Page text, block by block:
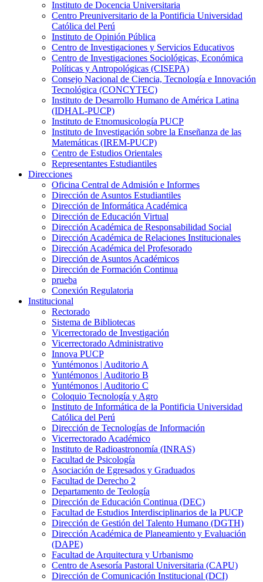
Instituto de Docencia Universitaria
Centro Preuniversitario de la Pontificia Universidad
Católica del Perú
Instituto de Opinión Pública
Centro de Investigaciones y Servicios Educativos
Centro de Investigaciones Sociológicas, Económica
Políticas y Antropológicas (CISEPA)
Consejo Nacional de Ciencia, Tecnología e Innovación
Tecnológica (CONCYTEC)
Instituto de Desarrollo Humano de América Latina
(IDHAL-PUCP)
Instituto de Etnomusicología PUCP
Instituto de Investigación sobre la Enseñanza de las
Matemáticas (IREM-PUCP)
Centro de Estudios Orientales
Representantes Estudiantiles
Direcciones
Oficina Central de Admisión e Informes
Dirección de Asuntos Estudiantiles
Dirección de Informática Académica
Dirección de Educación Virtual
Dirección Académica de Responsabilidad Social
Dirección Académica de Relaciones Institucionales
Dirección Académica del Profesorado
Dirección de Asuntos Académicos
Dirección de Formación Continua
prueba
Conexión Regulatoria
Institucional
Rectorado
Sistema de Bibliotecas
Vicerrectorado de Investigación
Vicerrectorado Administrativo
Innova PUCP
Yuntémonos | Auditorio A
Yuntémonos | Auditorio B
Yuntémonos | Auditorio C
Coloquio Tecnología y Agro
Instituto de Informática de la Pontificia Universidad
Católica del Perú
Dirección de Tecnologías de Información
Vicerrectorado Académico
Instituto de Radioastronomía (INRAS)
Facultad de Psicología
Asociación de Egresados y Graduados
Facultad de Derecho 2
Departamento de Teología
Dirección de Educación Continua (DEC)
Facultad de Estudios Interdisciplinarios de la PUCP
Dirección de Gestión del Talento Humano (DGTH)
Dirección Académica de Planeamiento y Evaluación
(DAPE)
Facultad de Arquitectura y Urbanismo
Centro de Asesoría Pastoral Universitaria (CAPU)
Dirección de Comunicación Institucional (DCI)